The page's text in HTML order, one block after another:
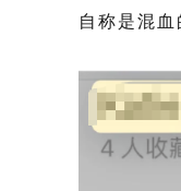
自称是混血